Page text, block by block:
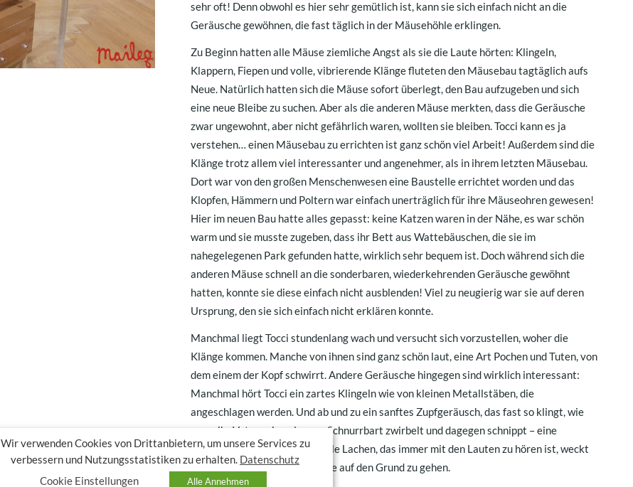
sehr oft! Denn obwohl es hier sehr gemütlich ist, kann sie sich einfach nicht an die
Geräusche gewöhnen, die fast täglich in der Mäusehöhle erklingen.
Zu Beginn hatten alle Mäuse ziemliche Angst als sie die Laute hörten: Klingeln,
Klappern, Fiepen und volle, vibrierende Klänge fluteten den Mäusebau tagtäglich aufs
Neue. Natürlich hatten sich die Mäuse sofort überlegt, den Bau aufzugeben und sich
eine neue Bleibe zu suchen. Aber als die anderen Mäuse merkten, dass die Geräusche
zwar ungewohnt, aber nicht gefährlich waren, wollten sie bleiben. Tocci kann es ja
verstehen… einen Mäusebau zu errichten ist ganz schön viel Arbeit! Außerdem sind die
Klänge trotz allem viel interessanter und angenehmer, als in ihrem letzten Mäusebau.
Dort war von den großen Menschenwesen eine Baustelle errichtet worden und das
Klopfen, Hämmern und Poltern war einfach unerträglich für ihre Mäuseohren gewesen!
Hier im neuen Bau hatte alles gepasst: keine Katzen waren in der Nähe, es war schön
warm und sie musste zugeben, dass ihr Bett aus Wattebäuschen, die sie im
nahegelegenen Park gefunden hatte, wirklich sehr bequem ist. Doch während sich die
anderen Mäuse schnell an die sonderbaren, wiederkehrenden Geräusche gewöhnt
hatten, konnte sie diese einfach nicht ausblenden! Viel zu neugierig war sie auf deren
Ursprung, den sie sich einfach nicht erklären konnte.
Manchmal liegt Tocci stundenlang wach und versucht sich vorzustellen, woher die
Klänge kommen. Manche von ihnen sind ganz schön laut, eine Art Pochen und Tuten, von
dem einem der Kopf schwirrt. Andere Geräusche hingegen sind wirklich interessant:
Manchmal hört Tocci ein zartes Klingeln wie von kleinen Metallstäben, die
angeschlagen werden. Und ab und zu ein sanftes Zupfgeräusch, das fast so klingt, wie
wenn ihr Vater seinen langen Schnurrbart zwirbelt und dagegen schnippt – eine
Marotte von ihm. Auch das helle Lachen, das immer mit den Lauten zu hören ist, weckt
bei Tocci den Wunsch der Sache auf den Grund zu gehen.
Wir verwenden Cookies von Drittanbietern, um unsere Services zu
verbessern und Nutzungsstatistiken zu erhalten. Datenschutz
Cookie Einstellungen
Alle Annehmen